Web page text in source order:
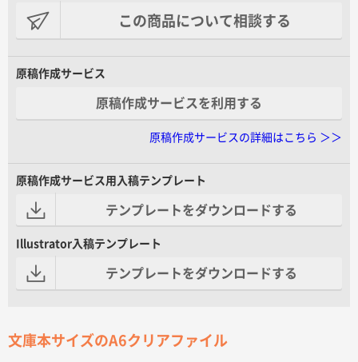
この商品について相談する
原稿作成サービス
原稿作成サービスを利用する
原稿作成サービスの詳細はこちら ＞＞
原稿作成サービス用入稿テンプレート
テンプレートをダウンロードする
Illustrator入稿テンプレート
テンプレートをダウンロードする
文庫本サイズのA6クリアファイル